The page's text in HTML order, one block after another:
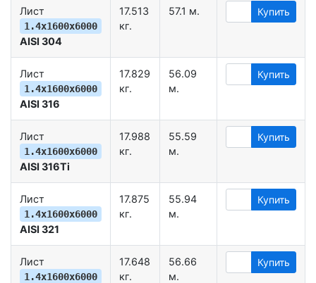
Лист
1.4х1600х6000
AISI 304
17.513
кг.
57.1 м. Купить
Лист
1.4х1600х6000
AISI 316
17.829
кг.
56.09
м.
Купить
Лист
1.4х1600х6000
AISI 316Ti
17.988
кг.
55.59
м.
Купить
Лист
1.4х1600х6000
AISI 321
17.875
кг.
55.94
м.
Купить
Лист
1.4х1600х6000
17.648
кг.
56.66
м.
Купить